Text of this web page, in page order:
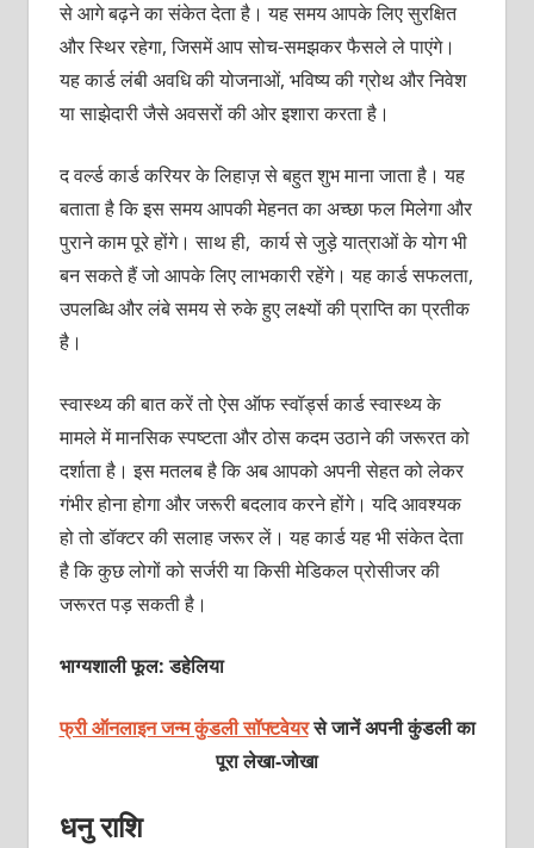
से आगे बढ़ने का संकेत देता है। यह समय आपके लिए सुरक्षित
और स्थिर रहेगा, जिसमें आप सोच-समझकर फैसले ले पाएंगे।
यह कार्ड लंबी अवधि की योजनाओं, भविष्य की ग्रोथ और निवेश
या साझेदारी जैसे अवसरों की ओर इशारा करता है।
द वर्ल्ड कार्ड करियर के लिहाज़ से बहुत शुभ माना जाता है। यह
बताता है कि इस समय आपकी मेहनत का अच्छा फल मिलेगा और
पुराने काम पूरे होंगे। साथ ही, कार्य से जुड़े यात्राओं के योग भी
बन सकते हैं जो आपके लिए लाभकारी रहेंगे। यह कार्ड सफलता,
उपलब्धि और लंबे समय से रुके हुए लक्ष्यों की प्राप्ति का प्रतीक
है।
स्वास्थ्य की बात करें तो ऐस ऑफ स्वॉर्ड्स कार्ड स्वास्थ्य के
मामले में मानसिक स्पष्टता और ठोस कदम उठाने की जरूरत को
दर्शाता है। इस मतलब है कि अब आपको अपनी सेहत को लेकर
गंभीर होना होगा और जरूरी बदलाव करने होंगे। यदि आवश्यक
हो तो डॉक्टर की सलाह जरूर लें। यह कार्ड यह भी संकेत देता
है कि कुछ लोगों को सर्जरी या किसी मेडिकल प्रोसीजर की
जरूरत पड़ सकती है।
भाग्यशाली फूल: डहेलिया
फ्री ऑनलाइन जन्म कुंडली सॉफ्टवेयरसे जानें अपनी कुंडली का
पूरा लेखा-जोखा
धनु राशि